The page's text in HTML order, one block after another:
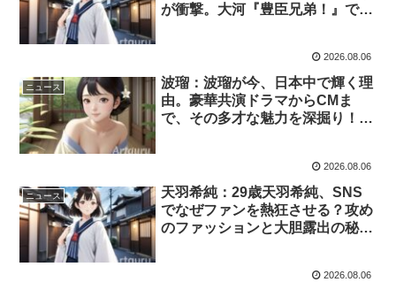
が衝撃。大河『豊臣兄弟！』で新
2026.08.06
ニュース
波瑠：波瑠が今、日本中で輝く理
由。豪華共演ドラマからCMま
で、その多才な魅力を深掘り！
2026.08.06
ニュース
天羽希純：29歳天羽希純、SNS
でなぜファンを熱狂させる？攻め
のファッションと大胆露出の秘密
2026.08.06